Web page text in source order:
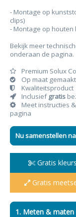
- Montage op
clips)
- Montage op
Bekijk meer
onderaan de pagina.
Premium Solux
Op maat
Kwaliteitsproduct
Inclusiefgratis
Meet instructies
pagina
Nu samenstellen
Gratis
Gratis
1. Meten & maten